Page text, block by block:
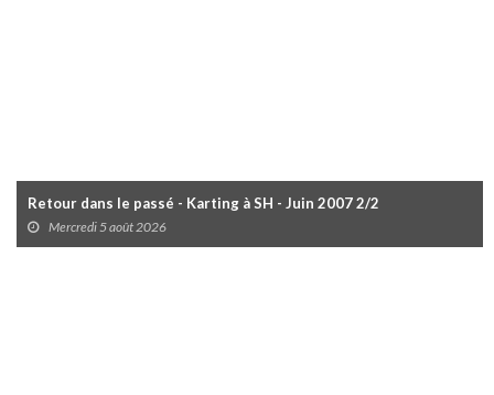
Retour dans le passé - Karting à SH - Juin 2007 2/2
Mercredi 5 août 2026